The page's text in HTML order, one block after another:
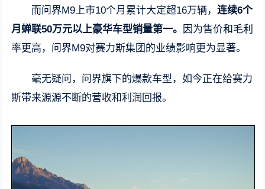
而问界M9上市10个月累计大定超16万辆，连续6个
月蝉联50万元以上豪华车型销量第一。
因为售价和毛利
率更高，问界M9对赛力斯集团的业绩影响更为显著。
毫无疑问，问界旗下的爆款车型，如今正在给赛力
斯带来源源不断的营收和利润回报。